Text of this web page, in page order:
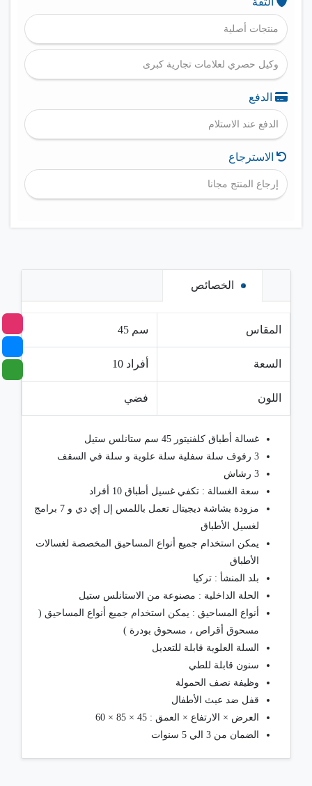
منتجات أصلية
وكيل حصري لعلامات تجارية كبرى
الدفع
الدفع عند الاستلام
الاسترجاع
إرجاع المنتج مجانا
الخصائص
المقاس 45 سم
السعة 10 أفراد
اللون فضي
غسالة أطباق كلفنيتور 45 سم ستانلس ستيل
3 رفوف سلة سفلية سلة علوية و سلة في السقف
3 رشاش
سعة الغسالة : تكفي غسيل أطباق 10 أفراد
مزودة بشاشة ديجيتال تعمل باللمس إل إي دي و 7 برامج
لغسيل الأطباق
يمكن استخدام جميع أنواع المساحيق المخصصة لغسالات
الأطباق
بلد المنشأ : تركيا
الحلة الداخلية : مصنوعة من الاستانلس ستيل
أنواع المساحيق : يمكن استخدام جميع أنواع المساحيق (
مسحوق أقراص ، مسحوق بودرة )
السلة العلوية قابلة للتعديل
سنون قابلة للطي
وظيفة نصف الحمولة
قفل ضد عبث الأطفال
العرض × الارتفاع × العمق : 45 × 85 × 60
الضمان من 3 الي 5 سنوات